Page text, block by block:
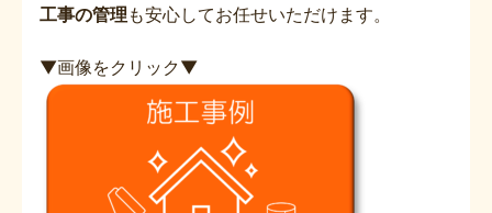
工事の管理 も安心してお任せいただけます。
▼画像をクリック▼